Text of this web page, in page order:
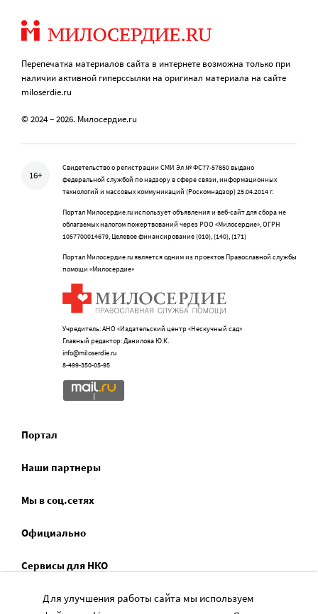
Перепечатка материалов сайта в интернете возможна только при
наличии активной гиперссылки на оригинал материала на сайте
miloserdie.ru
© 2024 – 2026. Милосердие.ru
16+
Свидетельство о регистрации СМИ Эл № ФС77-57850 выдано
федеральной службой по надзору в сфере связи, информационных
технологий и массовых коммуникаций (Роскомнадзор) 25.04.2014 г.
Портал Милосердие.ru использует объявления и веб-сайт для сбора не
облагаемых налогом пожертвований через РОО «Милосердие», ОГРН
1057700014679, Целевое финансирование (010), (140), (171)
Портал Милосердие.ru является одним из проектов Православной службы
помощи «Милосердие»
Учредитель: АНО «Издательский центр «Нескучный сад»
Главный редактор: Данилова Ю.К.
info@miloserdie.ru
8-499-350-05-95
Портал
Наши партнеры
Мы в соц.сетях
Официально
Сервисы для НКО
Спецпроекты
Для улучшения работы сайта мы используем